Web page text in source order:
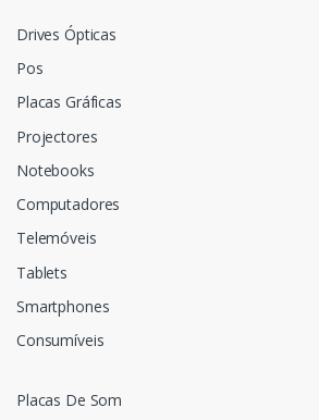
Drives Ópticas
Pos
Placas Gráficas
Projectores
Notebooks
Computadores
Telemóveis
Tablets
Smartphones
Consumíveis
Placas De Som